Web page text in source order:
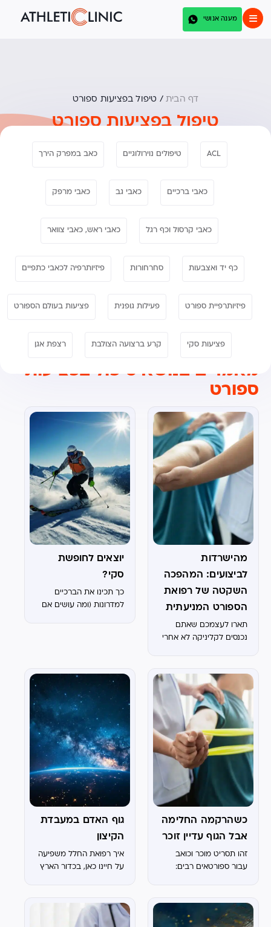
מענה אנושי
דף הבית/ טיפול בפציעות ספורט
טיפול בפציעות ספורט
ACL טיפולים נוירולוגיים כאב במפרק הירך
כאבי ברכיים כאבי גב כאבי מרפק
כאבי קרסול וכף רגל כאבי ראש, כאבי צוואר
כף יד ואצבעות סחרחורות פיזיותרפיה לכאבי כתפיים
פיזיותרפיית ספורט פעילות גופנית פציעות בעולם הספורט
פציעות סקי קרע ברצועה הצולבת רצפת אגן
מאמרים בנושא טיפול בפציעות
ספורט
מהישרדות
לביצועים: המהפכה
השקטה של רפואת
הספורט המניעתית
תארו לעצמכם שאתם
נכנסים לקליניקה לא אחרי
החלטתם שאתם לא
מתכוונים להיפצע. לא
מדובר בתרחיש עתידני. זה
בדיוק מה שעולם רפואת...
יוצאים לחופשת
סקי?
כך תכינו את הברכיים
למדרונות (ומה עושים אם
כשהרקמה החלימה
אבל הגוף עדיין זוכר
זהו תסריט מוכר וכואב
עבור ספורטאים רבים:
התאחתה, הבדיקות
הדיאגנוסטיות נקיות –
גוף האדם במעבדת
הקיצון
איך רפואת החלל משפיעה
על חיינו כאן, בכדור הארץ